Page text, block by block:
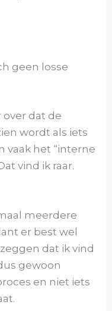
geen losse
over dat de
wordt als iets
vaak het “interne
vind ik raar.
meerdere
er best wel
dat ik vind
gewoon
en niet iets